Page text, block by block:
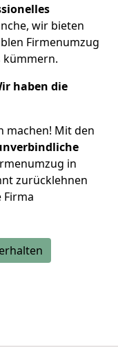
wir bieten
Firmenumzug
kümmern.
haben die
machen! Mit den
in
zurücklehnen
Firma